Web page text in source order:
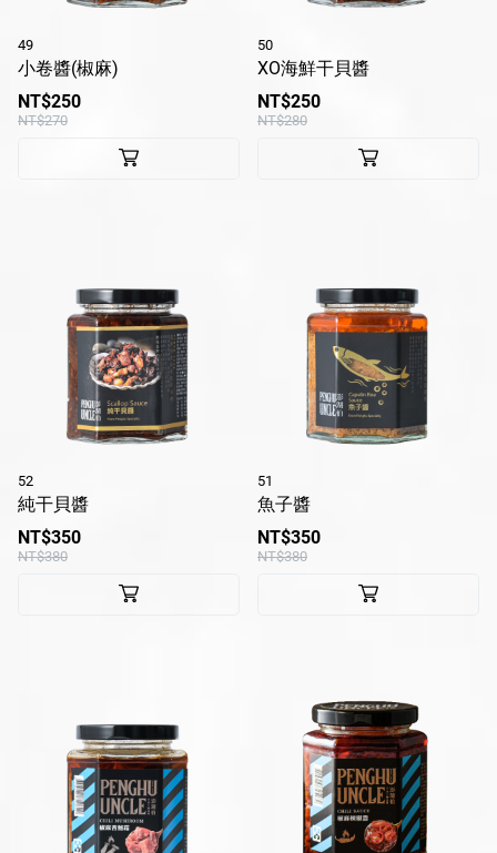
49
小卷醬(椒麻)
NT$250
NT$270
50
XO海鮮干貝醬
NT$250
NT$280
52
純干貝醬
NT$350
NT$380
51
魚子醬
NT$350
NT$380